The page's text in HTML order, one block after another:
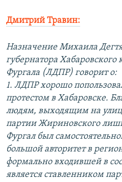
Дмитрий Травин:
Назначение Михаила
губернатора Хабаровского
Фургала (ЛДПР) говорит о:
1. ЛДПР хорошо
протестом в Хабаровске.
людям, выходящим на
партии Жириновского
Фургал был
большой авторитет в
формально входившей в
является ставленником